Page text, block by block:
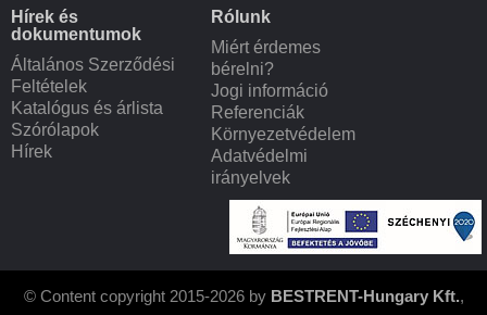
Hírek és
dokumentumok
Általános Szerződési
Feltételek
Katalógus és árlista
Szórólapok
Hírek
Rólunk
Miért érdemes
bérelni?
Jogi információ
Referenciák
Környezetvédelem
Adatvédelmi
irányelvek
© Content copyright 2015-2026 by BESTRENT-Hungary Kft.,